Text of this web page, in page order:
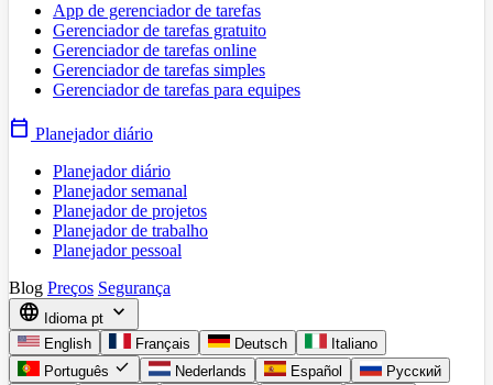
App de gerenciador de tarefas
Gerenciador de tarefas gratuito
Gerenciador de tarefas online
Gerenciador de tarefas simples
Gerenciador de tarefas para equipes
calendar_today Planejador diário
Planejador diário
Planejador semanal
Planejador de projetos
Planejador de trabalho
Planejador pessoal
Blog Preços Segurança
language Idioma pt expand_more
English Français Deutsch
Italiano
Português check Nederlands Español
Русский